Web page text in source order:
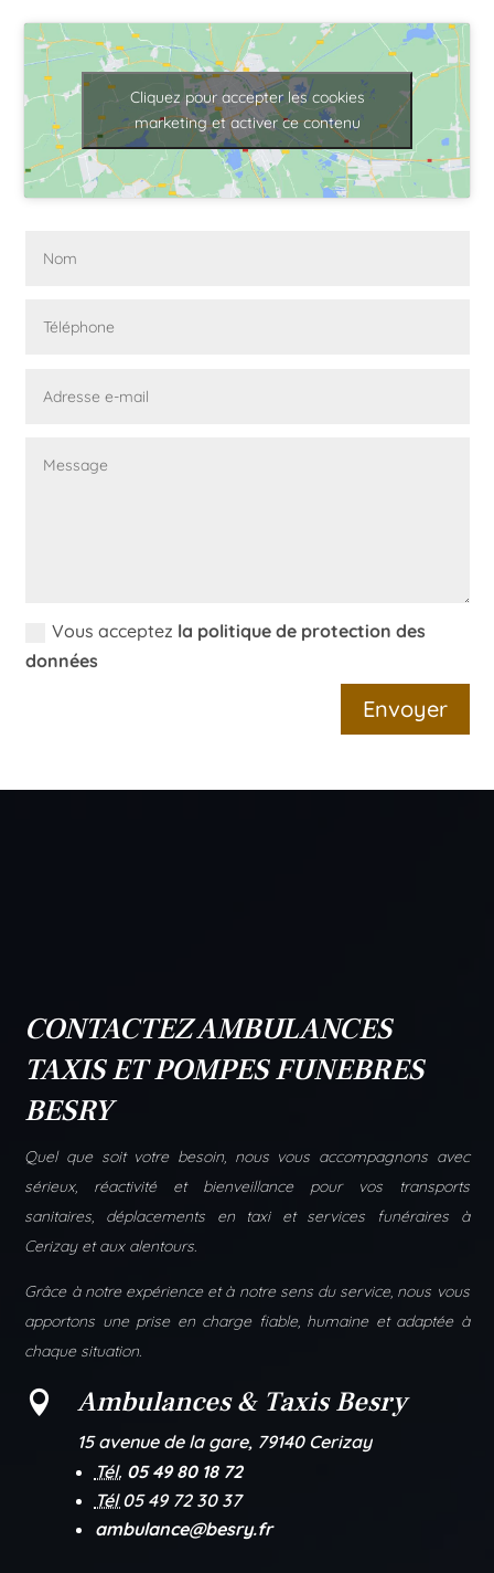
Cliquez pour accepter les cookies
marketing et activer ce contenu
Vous acceptez la politique de protection des
données
Envoyer
CONTACTEZ AMBULANCES
TAXIS ET POMPES FUNEBRES
BESRY
Quel que soit votre besoin, nous vous accompagnons avec
sérieux, réactivité et bienveillance pour vos transports
sanitaires, déplacements en taxi et services funéraires à
Cerizay et aux alentours.
Grâce à notre expérience et à notre sens du service, nous vous
apportons une prise en charge fiable, humaine et adaptée à
chaque situation.
 Ambulances & Taxis Besry
15 avenue de la gare, 79140 Cerizay
Tél. 05 49 80 18 72
Tél05 49 72 30 37
ambulance@besry.fr